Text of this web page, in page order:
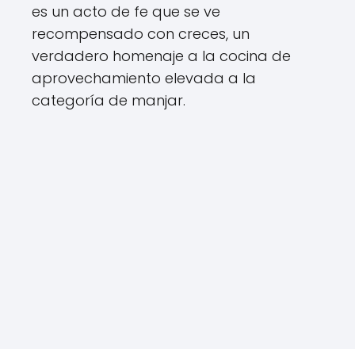
es un acto de fe que se ve
recompensado con creces, un
verdadero homenaje a la cocina de
aprovechamiento elevada a la
categoría de manjar.